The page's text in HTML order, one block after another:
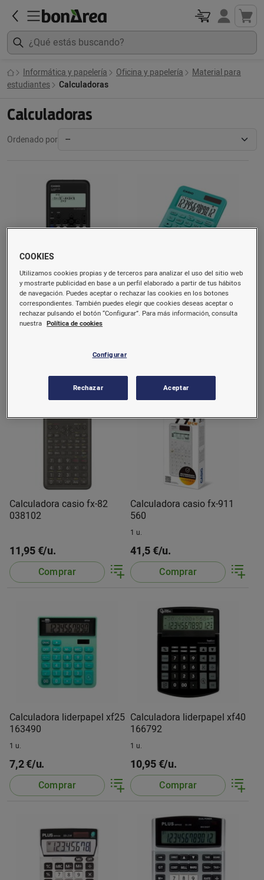
Informática y papelería Oficina y papelería
Material para
estudiantes
Calculadoras
Calculadoras
Ordenado por
Calculadora casio FX-82SP
038103
Calculadora casio color
038112
1 u.
Calculadora casio fx-82
038102
11,95 €/u.
Comprar
Calculadora casio fx-911
560
1 u.
41,5 €/u.
Comprar
Calculadora liderpapel xf25
163490
1 u.
7,2 €/u.
Comprar
Calculadora liderpapel xf40
166792
1 u.
10,95 €/u.
Comprar
COOKIES
Utilizamos cookies propias y de terceros para analizar el uso del sitio web
y mostrarte publicidad en base a un perfil elaborado a partir de tus hábitos
de navegación. Puedes aceptar o rechazar las cookies en los botones
correspondientes. También puedes elegir que cookies deseas aceptar o
rechazar pulsando el botón “Configurar”. Para más información, consulta
nuestra Política de cookies
Configurar
Rechazar Aceptar